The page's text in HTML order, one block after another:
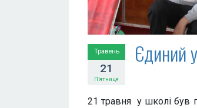
Травень
21
П’ятниця
Єдиний
21 травня у школі був